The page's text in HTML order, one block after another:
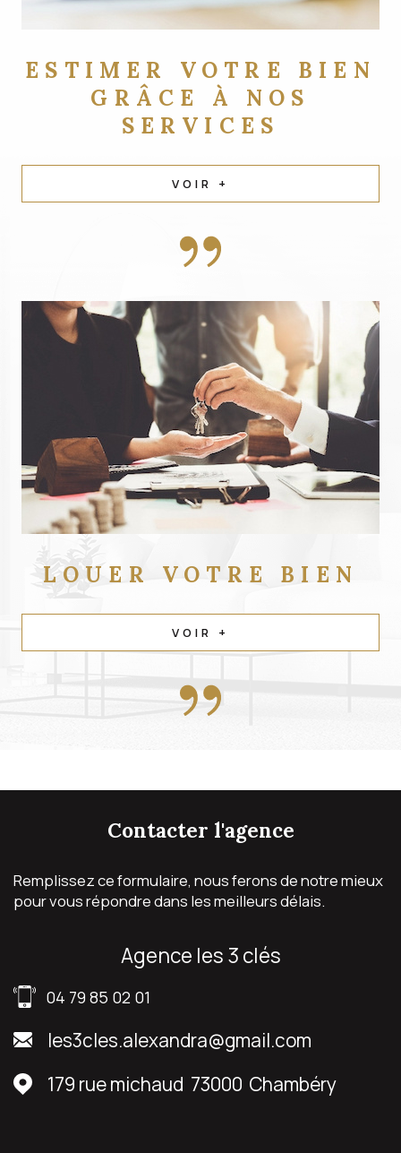
ESTIMER VOTRE BIEN
GRÂCE À NOS
SERVICES
VOIR +
LOUER VOTRE BIEN
VOIR +
contacter l'agence
Remplissez ce formulaire, nous ferons de notre mieux
pour vous répondre dans les meilleurs délais.
agence les 3 clés
04 79 85 02 01
les3cles.alexandra@gmail.com
179 rue michaud 73000 Chambéry